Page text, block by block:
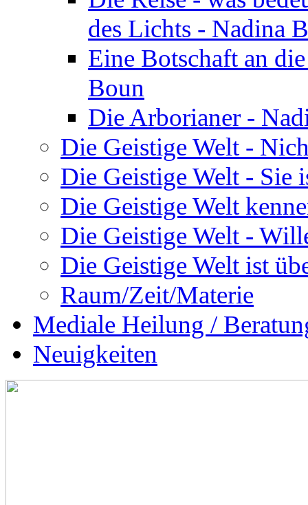
des Lichts - Nadina
Eine Botschaft an
Boun
Die Arborianer -
Die Geistige Welt -
Die Geistige Welt - Sie
Die Geistige Welt
Die Geistige Welt -
Die Geistige Welt ist
Raum/Zeit/Materie
Mediale Heilung /
Neuigkeiten